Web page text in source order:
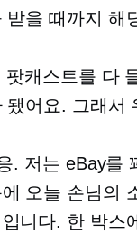
받을 때까지 해
팟캐스트를 다
됐어요. 그래서
. 저는 eBay를
오늘 손님의
니다. 한 박스